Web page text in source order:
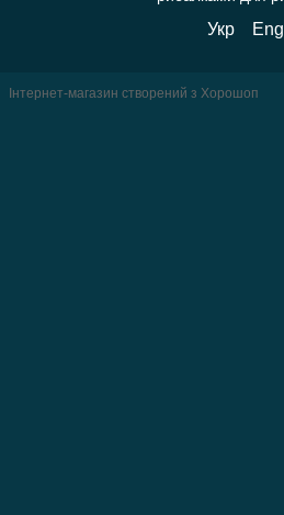
Укр Eng
Інтернет-магазин створений з Хорошоп